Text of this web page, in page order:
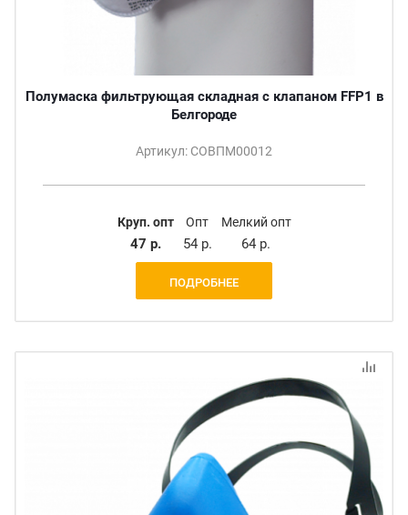
Полумаска фильтрующая складная с клапаном FFP1 в
Белгороде
Артикул: СОВПМ00012
Круп. опт
47 р.
Опт
54 р.
Мелкий опт
64 р.
ПОДРОБНЕЕ